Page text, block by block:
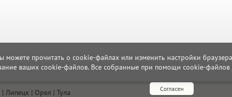
можете прочитать о cookie-файлах или изменить настройки
ваших cookie-файлов. Все собранные при помощи cookie-
Согласен
Липецк Орел Тула